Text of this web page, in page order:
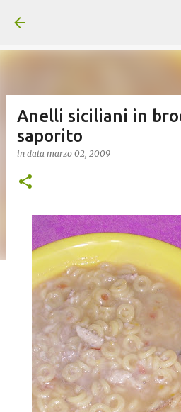
Anelli siciliani in
saporito
in data marzo 02, 2009